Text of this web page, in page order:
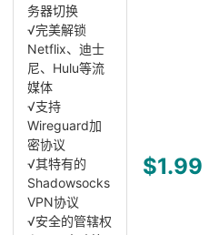
务器切换
√完美解锁
Netflix、迪士
尼、Hulu等流
媒体
√支持
Wireguard加
密协议
√其特有的
Shadowsocks
VPN协议
√安全的管辖权
$1.99